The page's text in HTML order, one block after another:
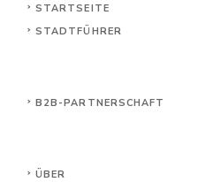
STARTSEITE
STADTFÜHRER
B2B-PARTNERSCHAFT
ÜBER